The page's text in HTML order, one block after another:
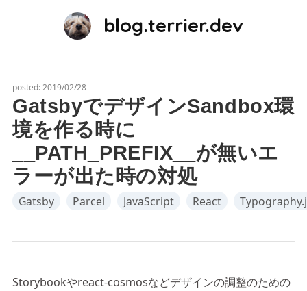
blog.terrier.dev
posted:2019/02/28
GatsbyでデザインSandbox環
境を作る時に
__PATH_PREFIX__が無いエ
ラーが出た時の対処
Gatsby Parcel JavaScript React
Storybookやreact-cosmosなどデザインの調整のための